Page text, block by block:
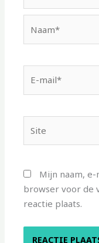
mail*
Mijn naam,
browser voor de
reactie plaats.